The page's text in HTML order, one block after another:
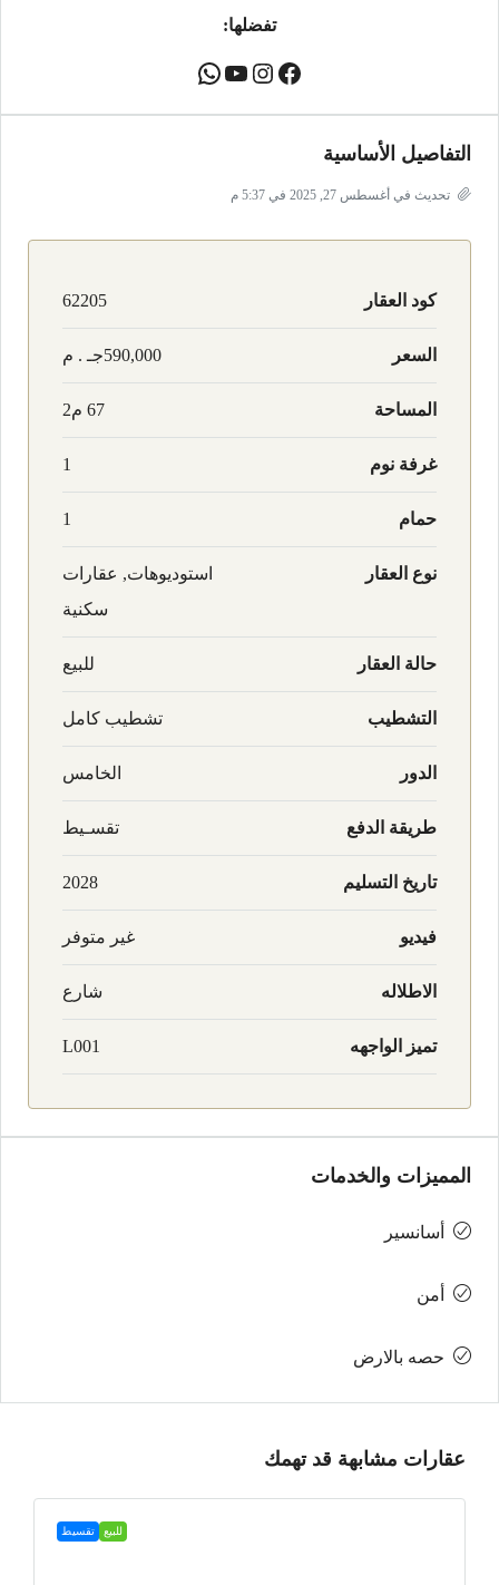
تفضلها:
التفاصيل الأساسية
تحديث في أغسطس 27, 2025 في 5:37 م
كود العقار 62205
السعر 590,000جـ . م
المساحة 67 م2
غرفة نوم 1
حمام 1
نوع العقار
استوديوهات, عقارات
سكنية
حالة العقار للبيع
التشطيب تشطيب كامل
الدور الخامس
طريقة الدفع تقسـيط
تاريخ التسليم 2028
فيديو غير متوفر
الاطلاله شارع
تميز الواجهه L001
المميزات والخدمات
أسانسير
أمن
حصه بالارض
عقارات مشابهة قد تهمك
للبيع تقسيط